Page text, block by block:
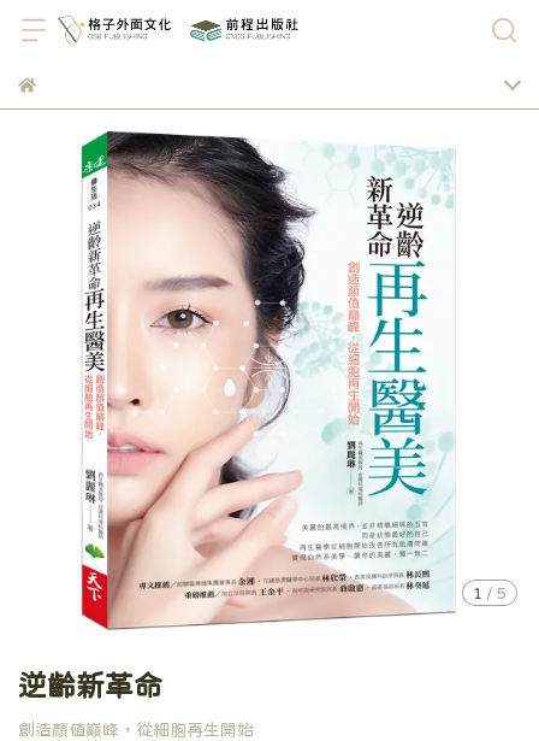
1 / 5
逆齡新革命
創造顏值巔峰，從細胞再生開始